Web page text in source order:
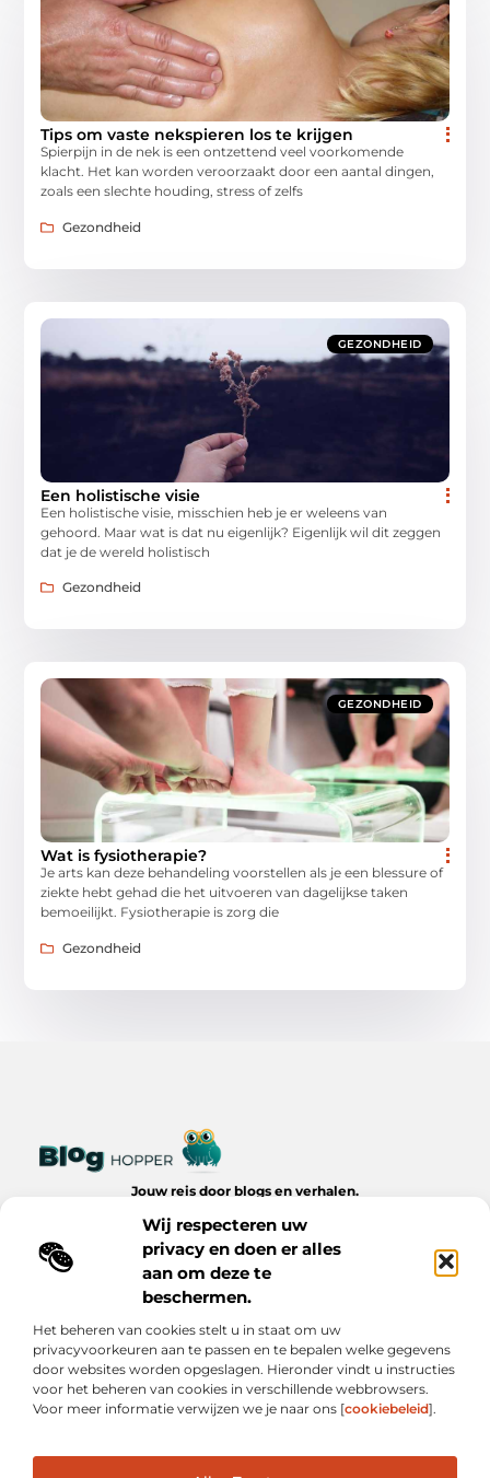
Wij respecteren uw
privacy en doen er alles
aan om deze te
beschermen.
Het beheren van cookies stelt u in staat om uw
privacyvoorkeuren aan te passen en te bepalen welke gegevens
door websites worden opgeslagen. Hieronder vindt u instructies
voor het beheren van cookies in verschillende webbrowsers.
Voor meer informatie verwijzen we je naar ons [cookiebeleid].
Tips om vaste nekspieren los te krijgen
Spierpijn in de nek is een ontzettend veel voorkomende
klacht. Het kan worden veroorzaakt door een aantal dingen,
zoals een slechte houding, stress of zelfs
Gezondheid
GEZONDHEID
Een holistische visie
Een holistische visie, misschien heb je er weleens van
gehoord. Maar wat is dat nu eigenlijk? Eigenlijk wil dit zeggen
dat je de wereld holistisch
Gezondheid
GEZONDHEID
Wat is fysiotherapie?
Je arts kan deze behandeling voorstellen als je een blessure of
ziekte hebt gehad die het uitvoeren van dagelijkse taken
bemoeilijkt. Fysiotherapie is zorg die
Gezondheid
Jouw reis door blogs en verhalen.
dagelijks leven op Bloghopper.nl.
Bericht categorie
Onze informatie